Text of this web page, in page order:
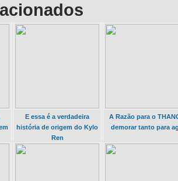
E essa é a verdadeira
história de origem do Kylo
Ren
A Razão para o
demorar tanto para